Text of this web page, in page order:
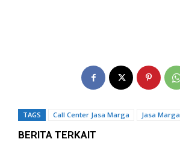
TAGS Call Center Jasa Marga Jasa Marga
BERITA TERKAIT